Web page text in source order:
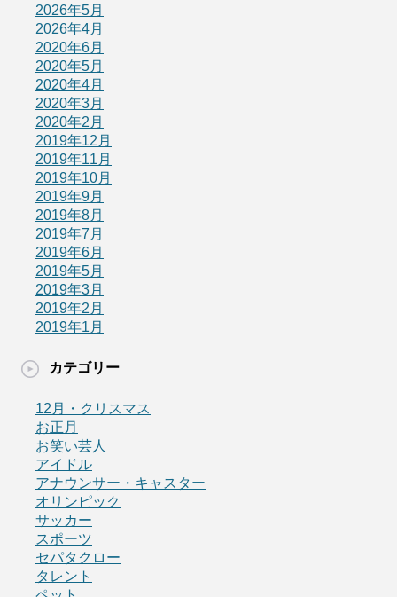
2026年5月
2026年4月
2020年6月
2020年5月
2020年4月
2020年3月
2020年2月
2019年12月
2019年11月
2019年10月
2019年9月
2019年8月
2019年7月
2019年6月
2019年5月
2019年3月
2019年2月
2019年1月
カテゴリー
12月・クリスマス
お正月
お笑い芸人
アイドル
アナウンサー・キャスター
オリンピック
サッカー
スポーツ
セパタクロー
タレント